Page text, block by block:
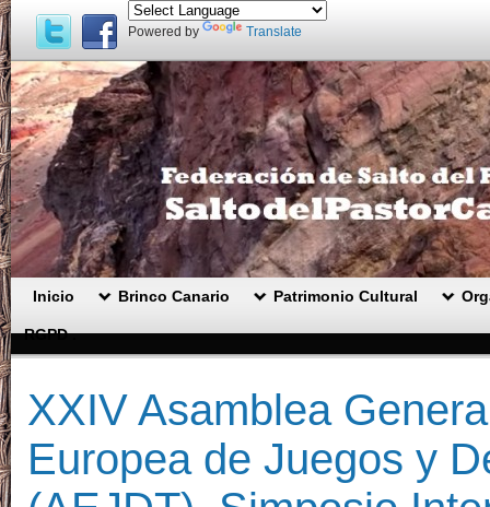
Powered by Translate
Inicio Brinco Canario Patrimonio Cultural
RGPD .
XXIV Asamblea
Europea de Juegos y